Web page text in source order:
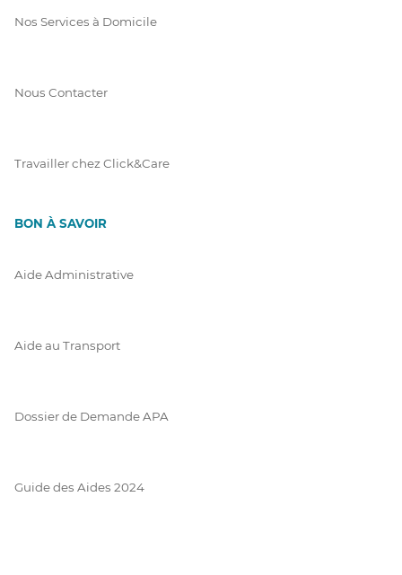
Nos Services à Domicile
Nous Contacter
Travailler chez Click&Care
BON À SAVOIR
Aide Administrative
Aide au Transport
Dossier de Demande APA
Guide des Aides 2024